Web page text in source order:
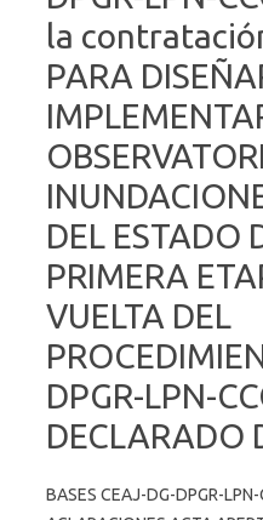
la
PARA
DEL ESTADO
PRIMERA
VUELTA DEL
DPGR-LPN-
DECLARADO
BASES CEAJ-DG-DPGR-